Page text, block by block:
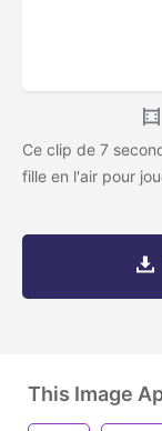
Ce clip de 7
fille en l'air pour
This Image